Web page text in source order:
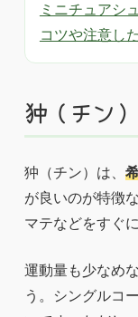
ミニチュアシ
コツや注意し
狆（チン）
狆（チン）は、
が良いのが特徴
マテなどをすぐ
運動量も少なめ
う。シングルコ